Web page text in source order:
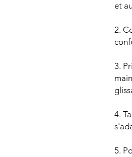
et
2.
3.
4.
5.